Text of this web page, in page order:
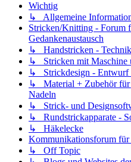
Wichtig
↳ Allgemeine
Stricken/Knitting - Forum
Gedankenaustausch
↳ Handstricken -
↳ Stricken mit Maschine
↳ Strickdesign - Entwurf
↳ Material + Zubehör für
Nadeln
↳ Strick- und
↳ Rundstrickapparate -
↳ Häkelecke
Kommunikationsforum
↳ Off Topic